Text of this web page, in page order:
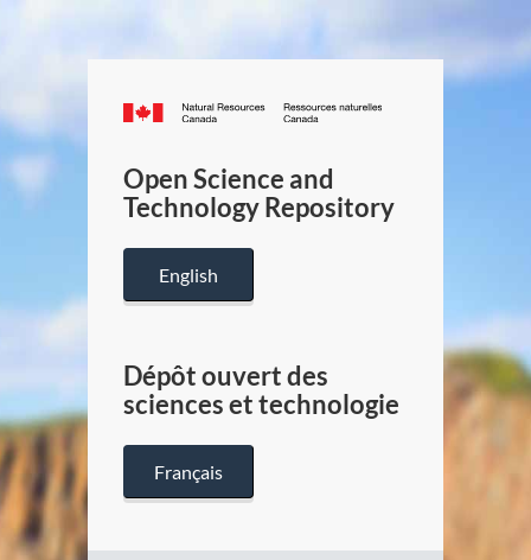
Canada.ca
/
Canada
Open Science and
Technology Repository
English
Dépôt ouvert des
sciences et technologie
Français